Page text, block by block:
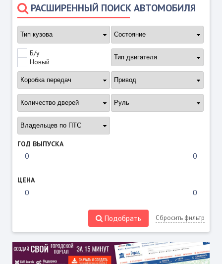
РАСШИРЕННЫЙ ПОИСК АВТОМОБИЛЯ
Б/у
Новый
ГОД ВЫПУСКА
ЦЕНА
Подобрать Сбросить фильтр